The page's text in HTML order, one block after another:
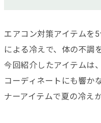
エアコン対策アイテムを
による冷えで、体の不調
今回紹介したアイテムは
コーディネートにも響か
ナーアイテムで夏の冷え